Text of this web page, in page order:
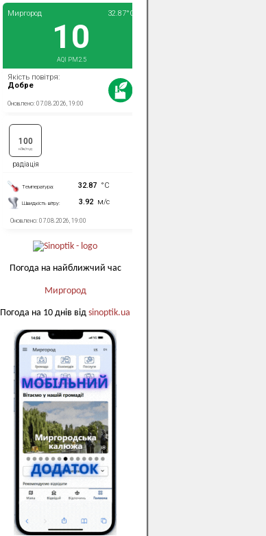
Погода на найближчий час
Миргород
Погода на 10 днів від sinoptik.ua